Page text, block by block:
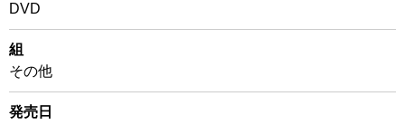
DVD
組
その他
発売日